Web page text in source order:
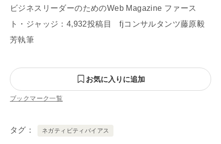
ビジネスリーダーのためのWeb Magazine ファース
ト・ジャッジ：4,932投稿目 fjコンサルタンツ藤原毅
芳執筆
お気に入りに追加
ブックマーク一覧
タグ ネガティビティバイアス